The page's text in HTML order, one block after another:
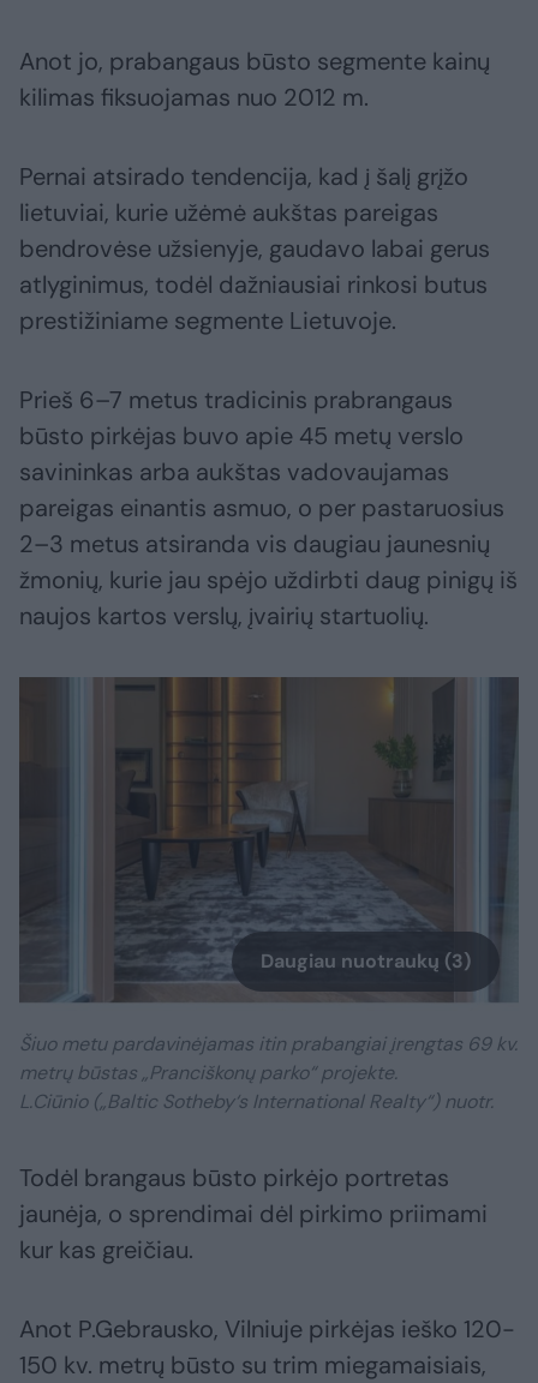
Anot jo, prabangaus būsto segmente kainų
kilimas fiksuojamas nuo 2012 m.
Pernai atsirado tendencija, kad į šalį grįžo
lietuviai, kurie užėmė aukštas pareigas
bendrovėse užsienyje, gaudavo labai gerus
atlyginimus, todėl dažniausiai rinkosi butus
prestižiniame segmente Lietuvoje.
Prieš 6–7 metus tradicinis prabrangaus
būsto pirkėjas buvo apie 45 metų verslo
savininkas arba aukštas vadovaujamas
pareigas einantis asmuo, o per pastaruosius
2–3 metus atsiranda vis daugiau jaunesnių
žmonių, kurie jau spėjo uždirbti daug pinigų iš
naujos kartos verslų, įvairių startuolių.
Daugiau nuotraukų (3)
Šiuo metu pardavinėjamas itin prabangiai įrengtas 69 kv.
metrų būstas „Pranciškonų parko“ projekte.
L.Ciūnio („Baltic Sotheby‘s International Realty“) nuotr.
Todėl brangaus būsto pirkėjo portretas
jaunėja, o sprendimai dėl pirkimo priimami
kur kas greičiau.
Anot P.Gebrausko, Vilniuje pirkėjas ieško 120-
150 kv. metrų būsto su trim miegamaisiais,